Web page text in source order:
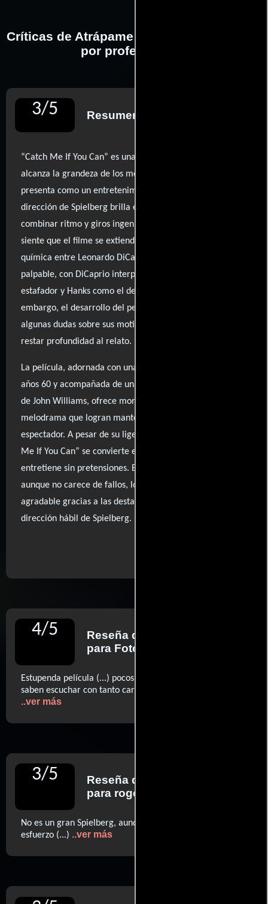
Críticas de Atrápame si puedes realizadas
por profesionales
3/5 Resumen de reseñas
“Catch Me If You Can” es una obra que, aunque no
alcanza la grandeza de los mejores filmes de Spielberg, se
presenta como un entretenimiento ligero y cautivador. La
dirección de Spielberg brilla en su habilidad para
combinar ritmo y giros ingeniosos, aunque a veces se
siente que el filme se extiende más de lo necesario. La
química entre Leonardo DiCaprio y Tom Hanks es
palpable, con DiCaprio interpretando a un carismático
estafador y Hanks como el detective que lo persigue. Sin
embargo, el desarrollo del personaje de DiCaprio deja
algunas dudas sobre sus motivaciones, lo que podría
restar profundidad al relato.
La película, adornada con una estética vibrante de los
años 60 y acompañada de una banda sonora cautivadora
de John Williams, ofrece momentos de comedia y
melodrama que logran mantener el interés del
espectador. A pesar de su ligera superficialidad, “Catch
Me If You Can” se convierte en una refrescante farsa que
entretiene sin pretensiones. En resumen, es un filme que,
aunque no carece de fallos, logra ser una experiencia
agradable gracias a las destacadas actuaciones y la
dirección hábil de Spielberg.
4/5 Reseña de
para Fotogramas
Estupenda película (...) pocos cineastas norteamericanos
saben escuchar con tanto cariño a sus personajes (...)
..ver más
3/5 Reseña de
para rogerebert.com
No es un gran Spielberg, aunque resulta disfrutable sin
esfuerzo (...) ..ver más